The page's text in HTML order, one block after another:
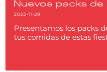
Nuevos packs de
2022-11-29
Presentamos los packs
tus comidas de estas